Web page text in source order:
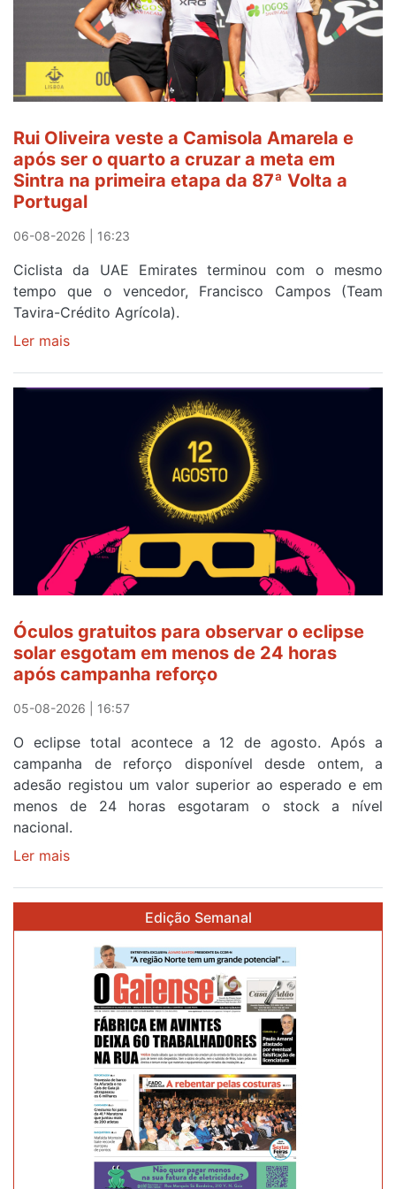
Camisola
Amarela
ao
da
etapa
da
Volta
a
Portugal
Rui Oliveira veste a Camisola Amarela e
após ser o quarto a cruzar a meta em
Sintra na primeira etapa da 87ª Volta a
Portugal
06-08-2026 | 16:23
Ciclista da UAE Emirates terminou com o mesmo
tempo que o vencedor, Francisco Campos (Team
Tavira-Crédito Agrícola).
Ler mais
ser
o
quarto
a
a
meta
em
Sintra
primeira
etapa
da
87ª
Volta
Óculos gratuitos para observar o eclipse
solar esgotam em menos de 24 horas
após campanha reforço
05-08-2026 | 16:57
O eclipse total acontece a 12 de agosto. Após a
campanha de reforço disponível desde ontem, a
adesão registou um valor superior ao esperado e em
menos de 24 horas esgotaram o stock a nível
nacional.
Ler mais
eclipse
solar
esgotam
menos
horas
após
campanha
Edição Semanal